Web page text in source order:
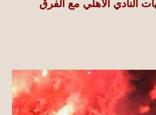
النادي الأهلي مع الفرق